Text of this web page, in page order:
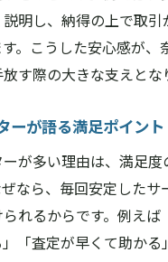
明し、納得の上で取引
。こうした安心感が、
す際の大きな支えとな
ーが語る満足ポイント
が多い理由は、満足
なら、毎回安定したサ
れるからです。例えば
「査定が早くて助かる